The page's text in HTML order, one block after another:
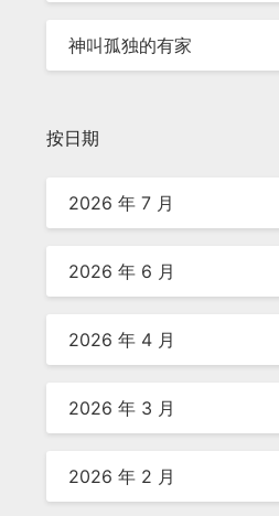
神叫孤独的有家
按日期
2026 年 7 月
2026 年 6 月
2026 年 4 月
2026 年 3 月
2026 年 2 月